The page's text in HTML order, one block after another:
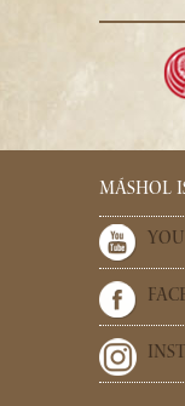
MÁSHOL